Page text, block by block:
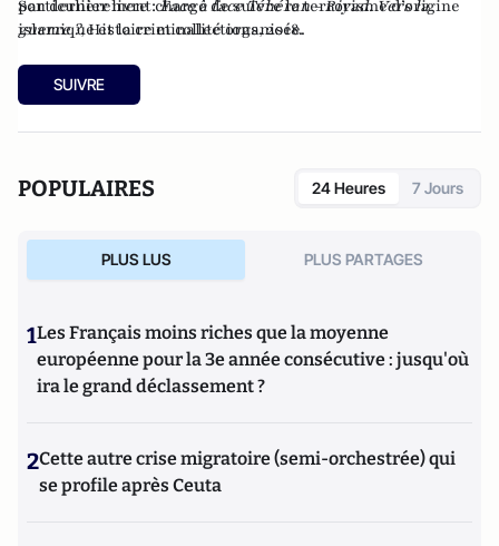
particulièrement chargé de suivre le terrorisme d’origine
islamique et la criminalité organisée.
Son dernier livre :Face à face Téhéran - Riyad. Vers la
guerre ?, Histoire et collections, 2018.
SUIVRE
POPULAIRES 24 Heures 7 Jours
PLUS LUS PLUS PARTAGES
1Les Français moins riches que la moyenne
européenne pour la 3e année consécutive : jusqu'où
ira le grand déclassement ?
2Cette autre crise migratoire (semi-orchestrée) qui
se profile après Ceuta